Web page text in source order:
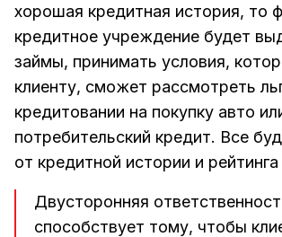
хорошая кредитная история, то
кредитное учреждение будет
займы, принимать условия,
клиенту, сможет рассмотреть
кредитовании на покупку авто
потребительский кредит. Все
от кредитной истории и
Двусторонняя
способствует тому, чтобы